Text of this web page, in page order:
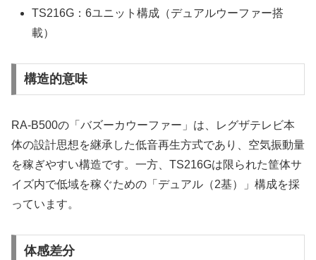
TS216G：6ユニット構成（デュアルウーファー搭
載）
構造的意味
RA-B500の「バズーカウーファー」は、レグザテレビ本
体の設計思想を継承した低音再生方式であり、空気振動量
を稼ぎやすい構造です。一方、TS216Gは限られた筐体サ
イズ内で低域を稼ぐための「デュアル（2基）」構成を採
っています。
体感差分